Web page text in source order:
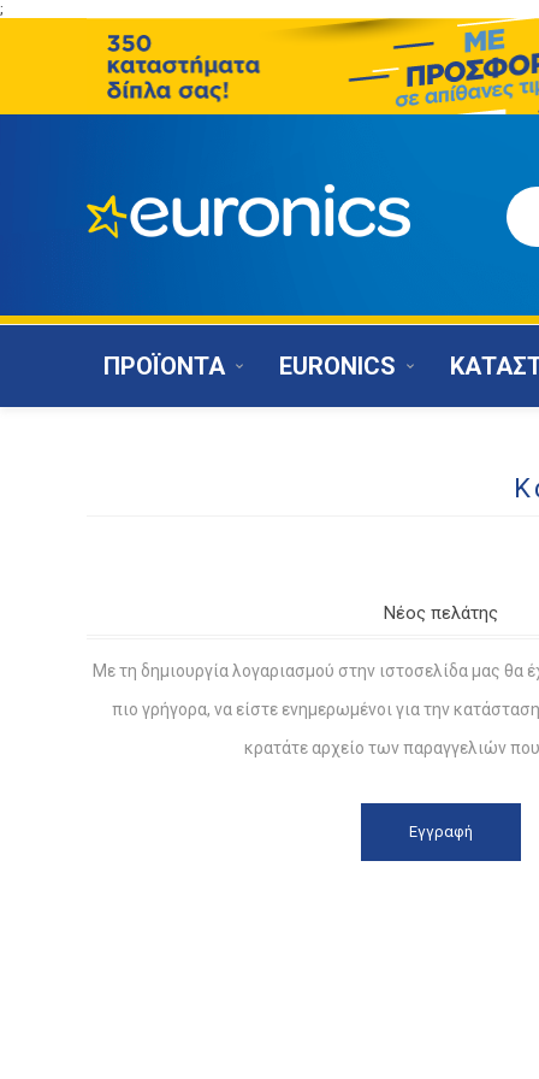
;
ΠΡΟΪΟΝΤΑ EURONICS
Νέος πελάτης
Με τη δημιουργία λογαριασμού στην ιστοσελίδα μας θα
πιο γρήγορα, να είστε ενημερωμένοι για την
κρατάτε αρχείο των παραγγελιών που